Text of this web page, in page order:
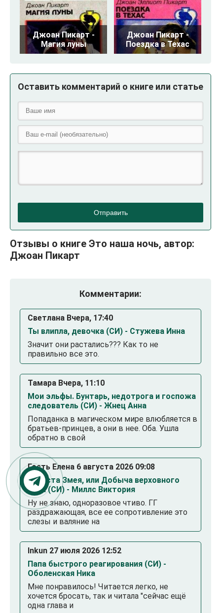
Джоан Пикарт -
Магия луны
Джоан Пикарт -
Поездка в Техас
Оставить комментарий о книге или статье
Отправить
Отзывы о книге Это наша ночь, автор:
Джоан Пикарт
Комментарии:
Светлана Вчера, 17:40
Ты влипла, девочка (СИ) - Стужева Инна
Значит они растались??? Как то не
правильно все это.
Тамара Вчера, 11:10
Мои эльфы. Бунтарь, недотрога и госпожа
следователь (СИ) - Жнец Анна
Попаданка в магическом мире влюбляется в
братьев-принцев, а они в нее. Оба. Ушла
обратно в свой
Гость Елена 6 августа 2026 09:08
Невеста Змея, или Добыча верховного
Нага (СИ) - Миллс Виктория
Ну не знаю, одноразовое чтиво. ГГ
раздражающая, все ее сопротивление это
слезы и валяние на
Inkun 27 июля 2026 12:52
Папа быстрого реагирования (СИ) -
Оболенская Ника
Мне понравилось! Читается легко, не
хочется бросать, так и читала "сейчас ещё
одна глава и